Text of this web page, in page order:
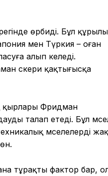
өрбиді. Бұл
мен Түркия – оған
алып келеді.
әскери қақтығысқа
қырлары Фридман
талап етеді. Бұл
мәселелерді
тұрақты фактор бар,